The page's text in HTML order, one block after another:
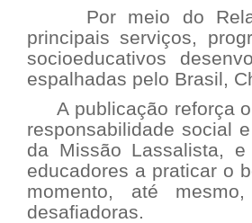
Por meio do
principais serviços,
socioeducativos
espalhadas pelo Brasil,
A publicação reforça o
responsabilidade social
da Missão Lassalista,
educadores a praticar o
momento, até
desafiadoras.